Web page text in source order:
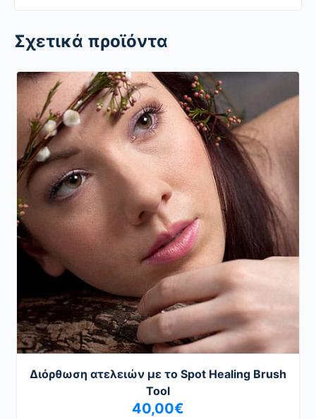
Σχετικά προϊόντα
Διόρθωση ατελειών με το Spot Healing Brush
Tool
40,00€